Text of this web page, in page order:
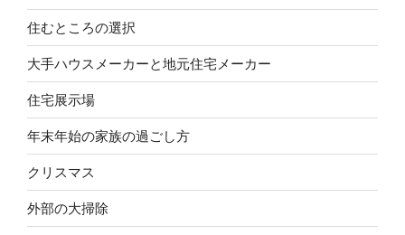
住むところの選択
大手ハウスメーカーと地元住宅メーカー
住宅展示場
年末年始の家族の過ごし方
クリスマス
外部の大掃除